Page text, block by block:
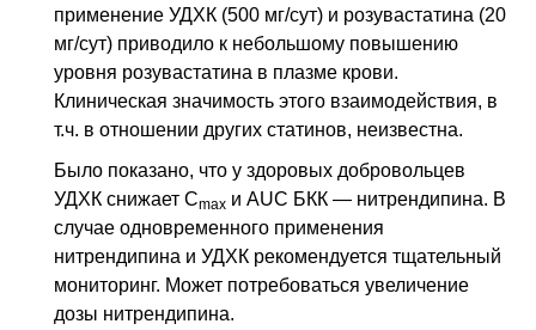
применение УДХК (500 мг/сут) и розувастатина (20
мг/сут) приводило к небольшому повышению
уровня розувастатина в плазме крови.
Клиническая значимость этого взаимодействия, в
т.ч. в отношении других статинов, неизвестна.
Было показано, что у здоровых добровольцев
УДХК снижает Cmax и AUC БКК — нитрендипина. В
случае одновременного применения
нитрендипина и УДХК рекомендуется тщательный
мониторинг. Может потребоваться увеличение
дозы нитрендипина.